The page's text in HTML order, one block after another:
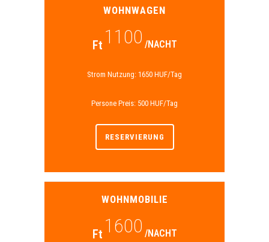
WOHNWAGEN
Ft 1100 /NACHT
Strom Nutzung: 1650 HUF/Tag
Persone Preis: 500 HUF/Tag
RESERVIERUNG
WOHNMOBILIE
Ft 1600 /NACHT